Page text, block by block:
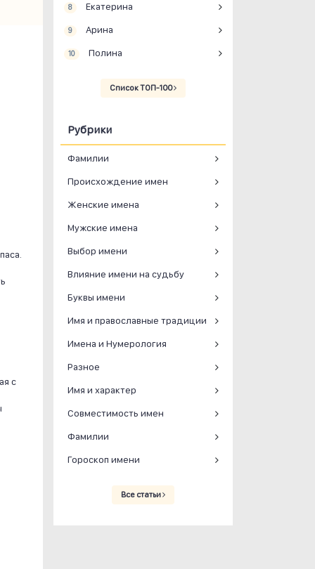
с
8 Екатерина
9 Арина
10 Полина
Список ТОП-100
Рубрики
Фамилии
Происхождение имен
Женские имена
Мужские имена
Выбор имени
Влияние имени на судьбу
Буквы имени
Имя и православные традиции
Имена и Нумерология
Разное
Имя и характер
Совместимость имен
Фамилии
Гороскоп имени
Все статьи